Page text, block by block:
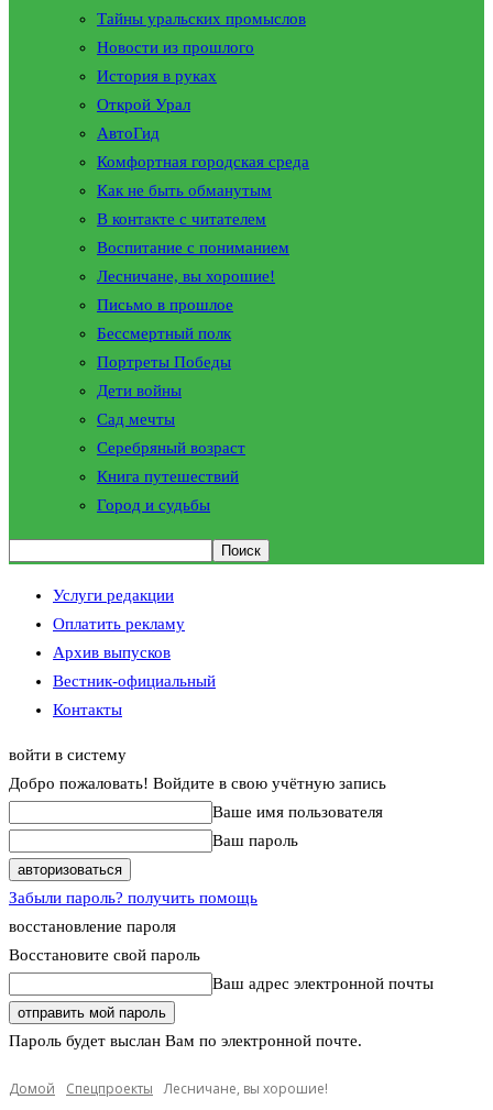
Тайны уральских промыслов
Новости из прошлого
История в руках
Открой Урал
АвтоГид
Комфортная городская среда
Как не быть обманутым
В контакте с читателем
Воспитание с пониманием
Лесничане, вы хорошие!
Письмо в прошлое
Бессмертный полк
Портреты Победы
Дети войны
Сад мечты
Серебряный возраст
Книга путешествий
Город и судьбы
Услуги редакции
Оплатить рекламу
Архив выпусков
Вестник-официальный
Контакты
войти в систему
Добро пожаловать! Войдите в свою учётную запись
Ваше имя пользователя
Ваш пароль
Забыли пароль? получить помощь
восстановление пароля
Восстановите свой пароль
Ваш адрес электронной почты
Пароль будет выслан Вам по электронной почте.
Домой Спецпроекты Лесничане, вы хорошие!